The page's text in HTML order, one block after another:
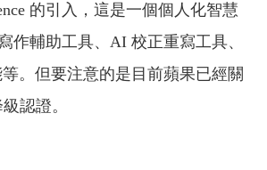
的引入，這是一個個人化智慧
作輔助工具、AI 校正重寫工具、
。但要注意的是目前蘋果已經關
認證。